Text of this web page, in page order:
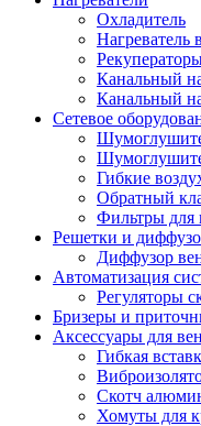
Охладитель
Нагреватель
Канальный
Канальный
Сетевое
Гибкие
Обратный
Фильтры для
Решетки и
Диффузор
Автоматизация
Регуляторы
Бризеры и
Аксессуары для
Гибкая
Скотч
Хомуты для